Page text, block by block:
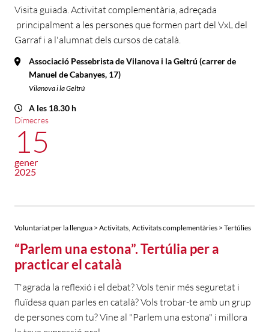
Visita guiada. Activitat complementària, adreçada
principalment a les persones que formen part del VxL del
Garraf i a l'alumnat dels cursos de català.
Associació Pessebrista de Vilanova i la Geltrú (carrer de
Manuel de Cabanyes, 17)
Vilanova i la Geltrú
A les 18.30 h
Dimecres
15
gener
2025
Voluntariat per la llengua > Activitats Activitats complementàries > Tertúlies
“Parlem una estona”. Tertúlia per a
practicar el català
T'agrada la reflexió i el debat? Vols tenir més seguretat i
fluïdesa quan parles en català? Vols trobar-te amb un grup
de persones com tu? Vine al "Parlem una estona" i millora